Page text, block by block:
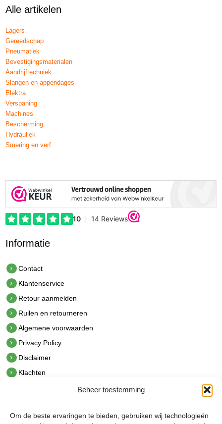
Beheer toestemming
Om de beste ervaringen te bieden, gebruiken wij technologieën
Alle artikelen
Lagers
Gereedschap
Pneumatiek
Bevestigingsmaterialen
Aandrijftechniek
Slangen en appendages
Elektra
Verspaning
Machines
Bescherming
Hydrauliek
Smering en verf
Informatie
Contact
Klantenservice
Retour aanmelden
Ruilen en retourneren
Algemene voorwaarden
Privacy Policy
Disclaimer
Klachten
hetindustriehuis B.V.